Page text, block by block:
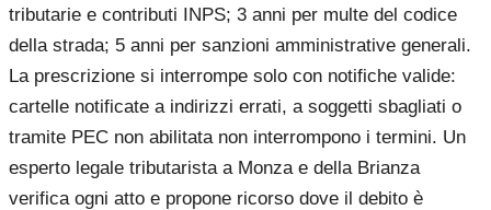
tributarie e contributi INPS; 3 anni per multe del codice
della strada; 5 anni per sanzioni amministrative generali.
La prescrizione si interrompe solo con notifiche valide:
cartelle notificate a indirizzi errati, a soggetti sbagliati o
tramite PEC non abilitata non interrompono i termini. Un
esperto legale tributarista a Monza e della Brianza
verifica ogni atto e propone ricorso dove il debito è